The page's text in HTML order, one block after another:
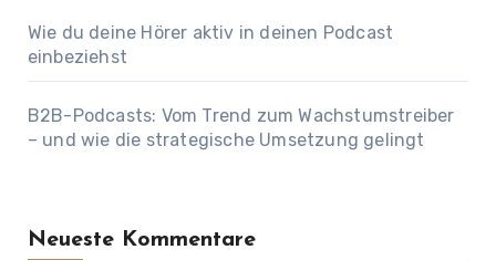
Wie du deine Hörer aktiv in deinen Podcast
einbeziehst
B2B-Podcasts: Vom Trend zum Wachstumstreiber
– und wie die strategische Umsetzung gelingt
Neueste Kommentare